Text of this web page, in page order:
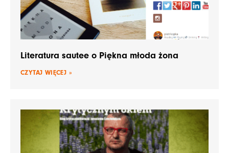
Literatura sautee o Piękna młoda żona
CZYTAJ WIĘCEJ »